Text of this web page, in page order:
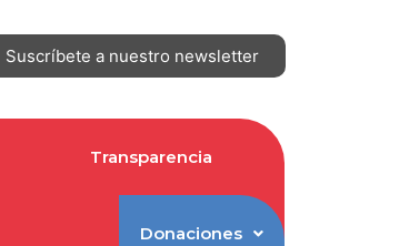
Suscríbete a nuestro newsletter
Transparencia
Donaciones